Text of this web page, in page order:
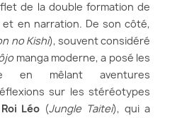
de la double formation de
et en narration. De son côté,
no Kishi), souvent considéré
manga moderne, a posé les
en mêlant aventures
sur les stéréotypes
Léo (Jungle Taitei), qui a